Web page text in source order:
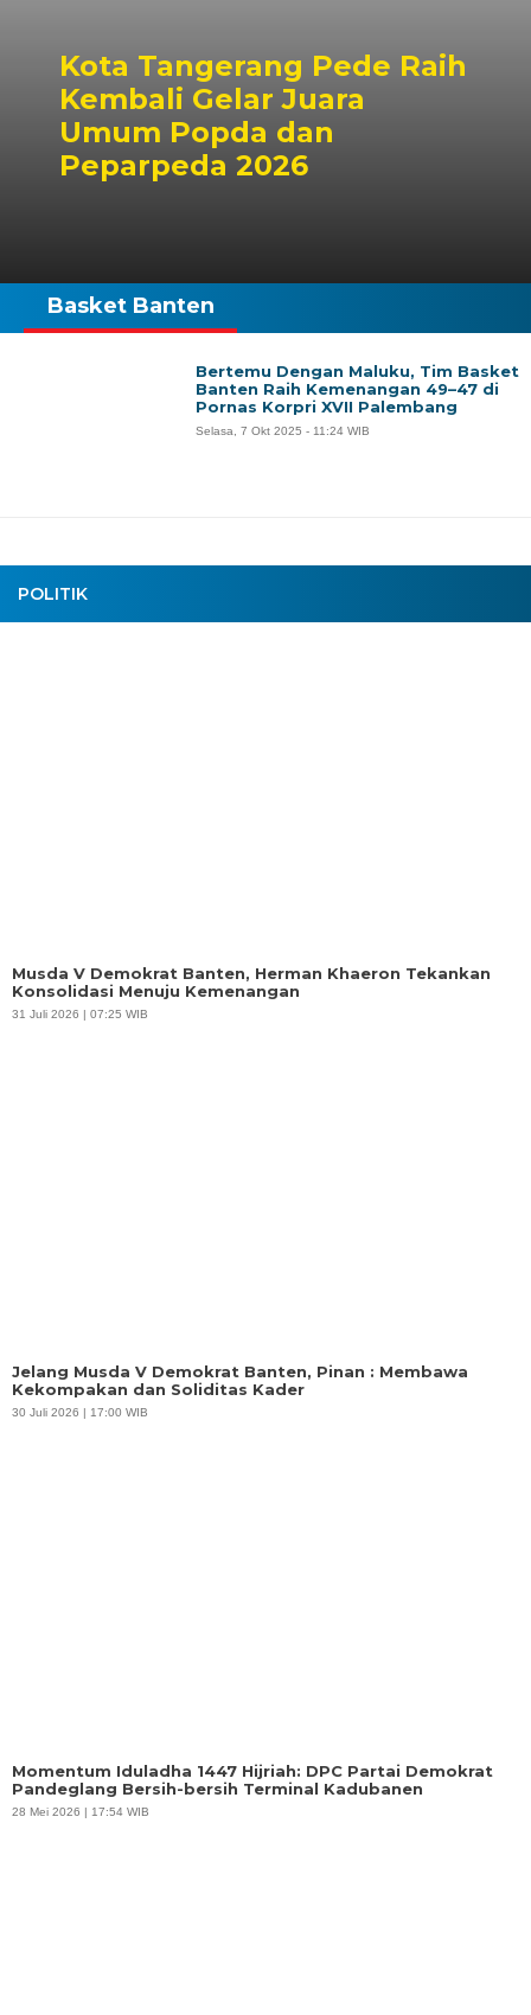
Kota Tangerang Pede Raih
Kembali Gelar Juara
Umum Popda dan
Peparpeda 2026
POLITIK
Musda V Demokrat Banten, Herman Khaeron Tekankan
Konsolidasi Menuju Kemenangan
31 Juli 2026 | 07:25 WIB
Jelang Musda V Demokrat Banten, Pinan : Membawa
Kekompakan dan Soliditas Kader
30 Juli 2026 | 17:00 WIB
Momentum Iduladha 1447 Hijriah: DPC Partai Demokrat
Pandeglang Bersih-bersih Terminal Kadubanen
28 Mei 2026 | 17:54 WIB
Basket Banten
Bertemu Dengan Maluku, Tim Basket
Banten Raih Kemenangan 49–47 di
Pornas Korpri XVII Palembang
Selasa, 7 Okt 2025 - 11:24 WIB